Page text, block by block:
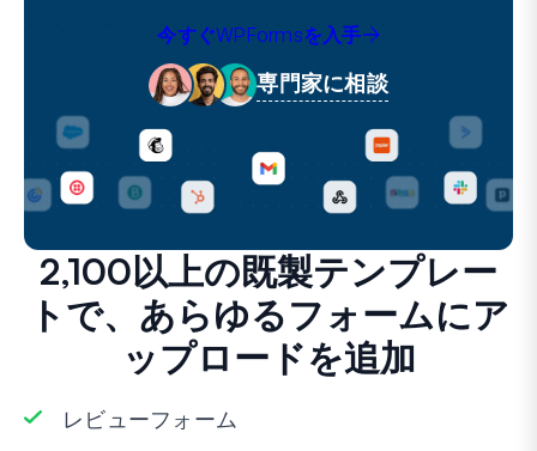
今すぐWPFormsを入手
専門家に相談
2,100以上の既製テンプレー
トで、あらゆるフォームにア
ップロードを追加
レビューフォーム